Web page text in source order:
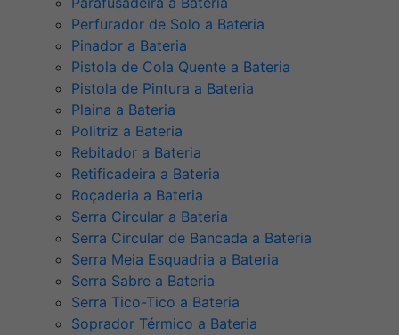
Perfurador de Solo a Bateria
Pinador a Bateria
Pistola de Cola Quente a Bateria
Pistola de Pintura a Bateria
Plaina a Bateria
Politriz a Bateria
Rebitador a Bateria
Retificadeira a Bateria
Roçaderia a Bateria
Serra Circular a Bateria
Serra Circular de Bancada a Bateria
Serra Meia Esquadria a Bateria
Serra Sabre a Bateria
Serra Tico-Tico a Bateria
Soprador Térmico a Bateria